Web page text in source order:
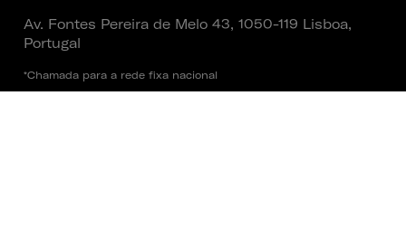
Av. Fontes Pereira de Melo 43, 1050-119 Lisboa,
Portugal
*Chamada para a rede fixa nacional